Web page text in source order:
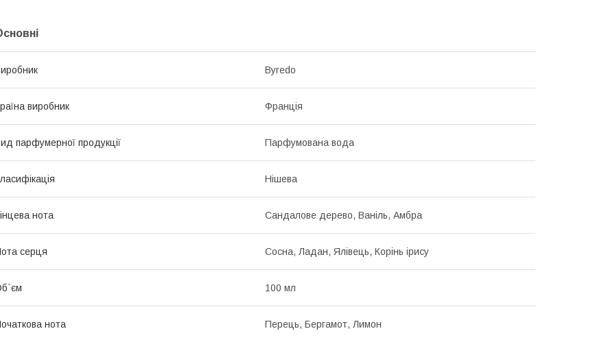
Byredo
виробник Франція
парфумерної продукції Парфумована вода
Нішева
нота Сандалове дерево, Ваніль, Амбра
серця Сосна, Ладан, Ялівець, Корінь ірису
100 мл
нота Перець, Бергамот, Лимон